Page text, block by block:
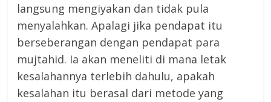
langsung mengiyakan dan tidak pula
menyalahkan. Apalagi jika pendapat itu
berseberangan dengan pendapat para
mujtahid. Ia akan meneliti di mana letak
kesalahannya terlebih dahulu, apakah
kesalahan itu berasal dari metode yang